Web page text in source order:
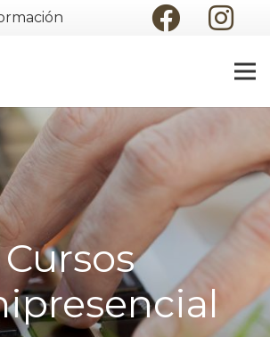
Cursos